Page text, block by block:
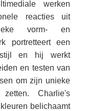
werken
reacties uit
vorm- en
portretteert een
stijl en hij werkt
en testen van
om zijn unieke
Charlie's
belichaamt